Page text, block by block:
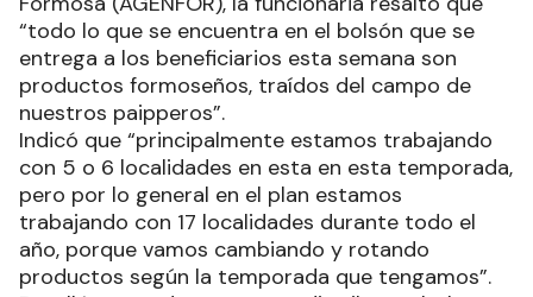
“todo lo que se encuentra en el bolsón que se
entrega a los beneficiarios esta semana son
productos formoseños, traídos del campo de
nuestros paipperos”.
Indicó que “principalmente estamos trabajando
con 5 o 6 localidades en esta en esta temporada,
pero por lo general en el plan estamos
trabajando con 17 localidades durante todo el
año, porque vamos cambiando y rotando
productos según la temporada que tengamos”.